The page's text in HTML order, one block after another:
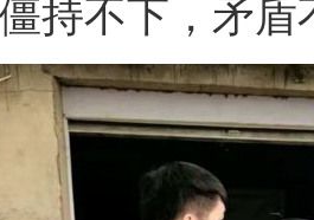
持不下，矛盾